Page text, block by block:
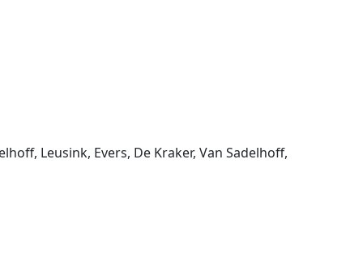
Leusink, Evers, De Kraker, Van Sadelhoff,